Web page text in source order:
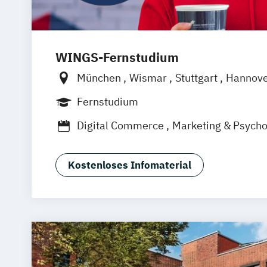
WINGS-Fernstudium
München Wismar Stuttgart
Frankfurt am Main
Fernstudium
Digital Commerce
Marketing &
Kostenloses Infomaterial